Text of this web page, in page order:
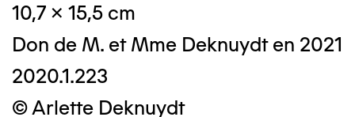
10,7 x 15,5 cm
Don de M. et Mme Deknuydt en 2021
2020.1.223
© Arlette Deknuydt